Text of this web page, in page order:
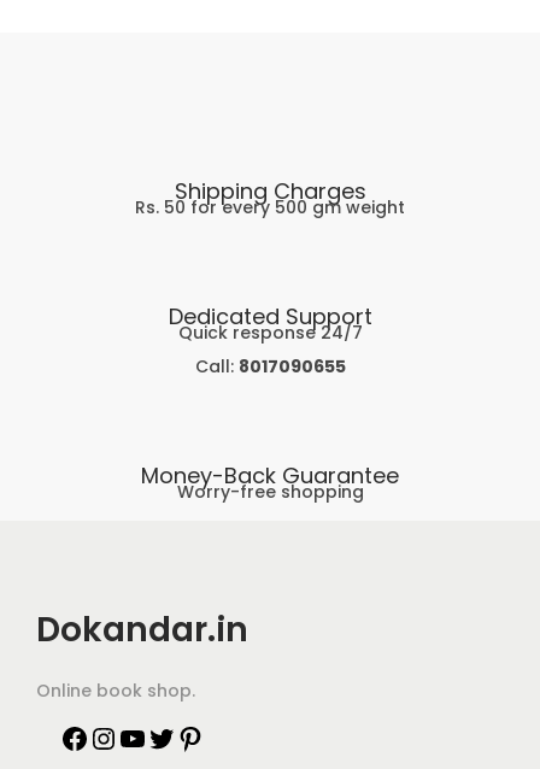
Shipping Charges
Rs. 50 for every 500 gm weight
Dedicated Support
Quick response 24/7
Call: 8017090655
Money-Back Guarantee
Worry-free shopping
Dokandar.in
Online book shop.